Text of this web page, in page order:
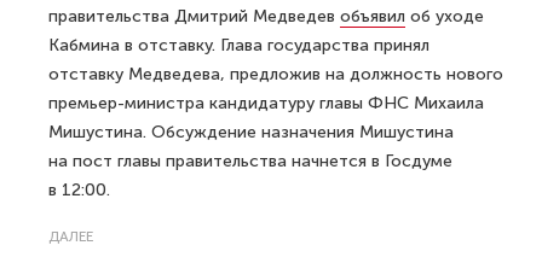
правительства Дмитрий Медведев объявил об уходе
Кабмина в отставку. Глава государства принял
отставку Медведева, предложив на должность нового
премьер-министра кандидатуру главы ФНС Михаила
Мишустина. Обсуждение назначения Мишустина
на пост главы правительства начнется в Госдуме
в 12:00.
ДАЛЕЕ